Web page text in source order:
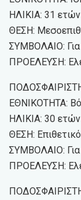
ΗΛΙΚΙΑ: 31 ετών
ΘΕΣΗ:
ΣΥΜΒΟΛΑΙΟ:
ΠΡΟΕΛΕΥΣΗ:
ΕΘΝΙΚΟΤΗΤΑ:
ΗΛΙΚΙΑ: 30 ετών
ΘΕΣΗ:
ΣΥΜΒΟΛΑΙΟ:
ΠΡΟΕΛΕΥΣΗ: